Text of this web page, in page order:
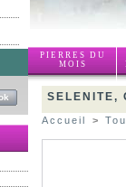
PIERRES DU
MOIS
SELENITE,
Accueil >